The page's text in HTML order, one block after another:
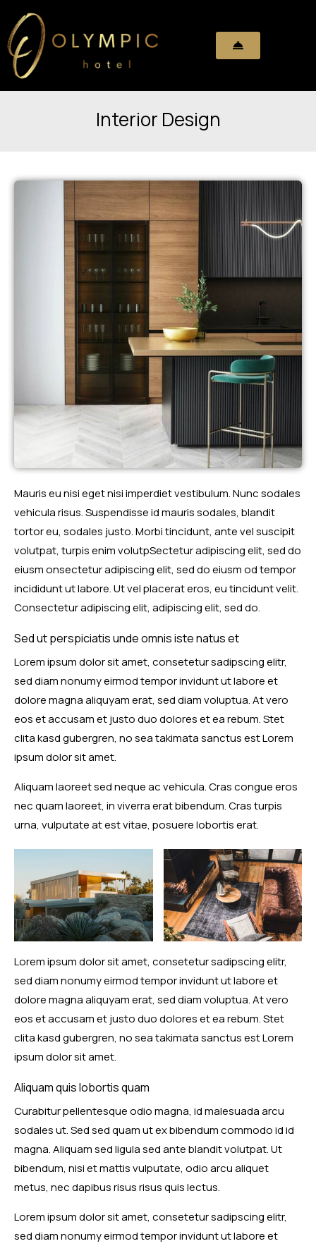
Interior Design
Mauris eu nisi eget nisi imperdiet vestibulum. Nunc sodales
vehicula risus. Suspendisse id mauris sodales, blandit
tortor eu, sodales justo. Morbi tincidunt, ante vel suscipit
volutpat, turpis enim volutpSectetur adipiscing elit, sed do
eiusm onsectetur adipiscing elit, sed do eiusm od tempor
incididunt ut labore. Ut vel placerat eros, eu tincidunt velit.
Consectetur adipiscing elit, adipiscing elit, sed do.
Sed ut perspiciatis unde omnis iste natus et
Lorem ipsum dolor sit amet, consetetur sadipscing elitr,
sed diam nonumy eirmod tempor invidunt ut labore et
dolore magna aliquyam erat, sed diam voluptua. At vero
eos et accusam et justo duo dolores et ea rebum. Stet
clita kasd gubergren, no sea takimata sanctus est Lorem
ipsum dolor sit amet.
Aliquam laoreet sed neque ac vehicula. Cras congue eros
nec quam laoreet, in viverra erat bibendum. Cras turpis
urna, vulputate at est vitae, posuere lobortis erat.
Lorem ipsum dolor sit amet, consetetur sadipscing elitr,
sed diam nonumy eirmod tempor invidunt ut labore et
dolore magna aliquyam erat, sed diam voluptua. At vero
eos et accusam et justo duo dolores et ea rebum. Stet
clita kasd gubergren, no sea takimata sanctus est Lorem
ipsum dolor sit amet.
Aliquam quis lobortis quam
Curabitur pellentesque odio magna, id malesuada arcu
sodales ut. Sed sed quam ut ex bibendum commodo id id
magna. Aliquam sed ligula sed ante blandit volutpat. Ut
bibendum, nisi et mattis vulputate, odio arcu aliquet
metus, nec dapibus risus risus quis lectus.
Lorem ipsum dolor sit amet, consetetur sadipscing elitr,
sed diam nonumy eirmod tempor invidunt ut labore et